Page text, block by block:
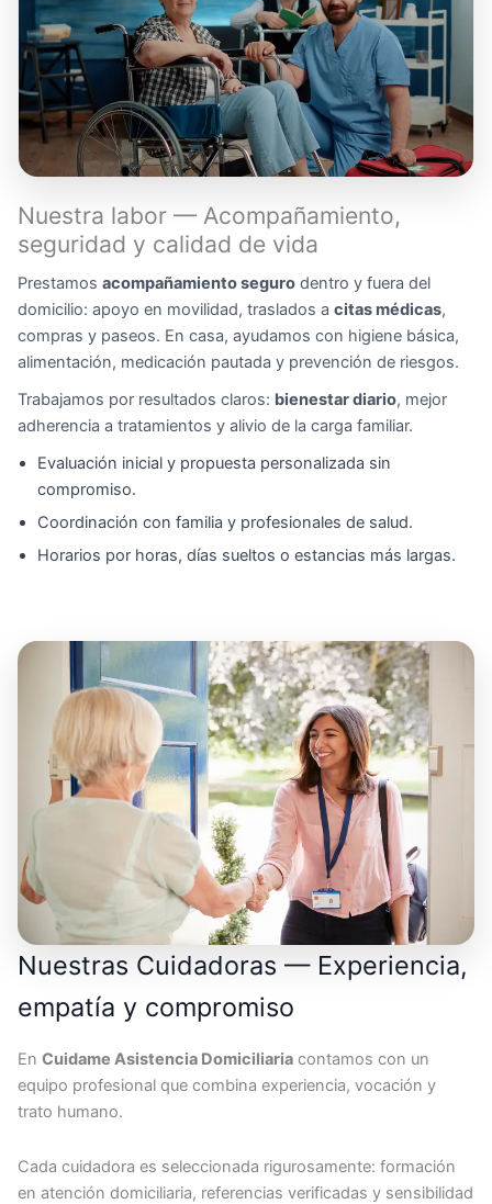
Nuestra labor — Acompañamiento,
seguridad y calidad de vida
Prestamos acompañamiento seguro dentro y fuera del
domicilio: apoyo en movilidad, traslados a citas médicas,
compras y paseos. En casa, ayudamos con higiene básica,
alimentación, medicación pautada y prevención de riesgos.
Trabajamos por resultados claros: bienestar diario, mejor
adherencia a tratamientos y alivio de la carga familiar.
Evaluación inicial y propuesta personalizada sin
compromiso.
Coordinación con familia y profesionales de salud.
Horarios por horas, días sueltos o estancias más largas.
Nuestras Cuidadoras — Experiencia,
empatía y compromiso
En Cuidame Asistencia Domiciliaria contamos con un
equipo profesional que combina experiencia, vocación y
trato humano.
Cada cuidadora es seleccionada rigurosamente: formación
en atención domiciliaria, referencias verificadas y sensibilidad